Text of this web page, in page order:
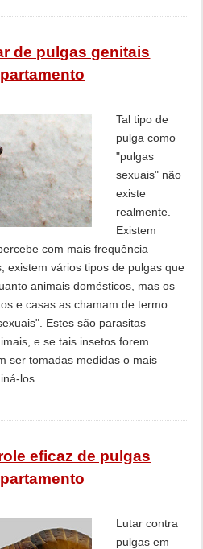
de pulgas genitais
Tal tipo de
pulga como
"pulgas
sexuais" não
existe
realmente.
Existem
com mais frequência
existem vários tipos de pulgas que
animais domésticos, mas os
e casas as chamam de termo
Estes são parasitas
e se tais insetos forem
ser tomadas medidas o mais
los ...
eficaz de pulgas
Lutar contra
pulgas em